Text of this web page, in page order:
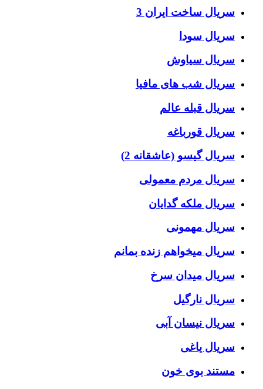
سریال ساخت ایران 3
سریال سودا
سریال سیاوش
سریال شب های مافیا
سریال قبله عالم
سریال قورباغه
سریال گیسو (عاشقانه 2)
سریال مردم معمولی
سریال ملکه گدایان
سریال مهمونی
سریال میخواهم زنده بمانم
سریال میدان سرخ
سریال نارگیل
سریال نیسان آبی
سریال یاغی
مستند بوی خون